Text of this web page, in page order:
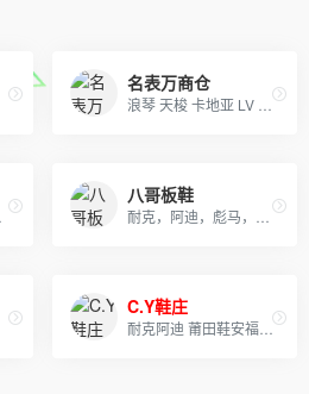
名表万商仓
八哥板鞋
C.Y鞋庄